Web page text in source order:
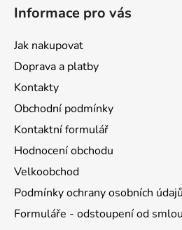
Informace pro vás
Jak nakupovat
Doprava a platby
Kontakty
Obchodní podmínky
Kontaktní formulář
Hodnocení obchodu
Velkoobchod
Podmínky ochrany osobních údajů
Formuláře - odstoupení od